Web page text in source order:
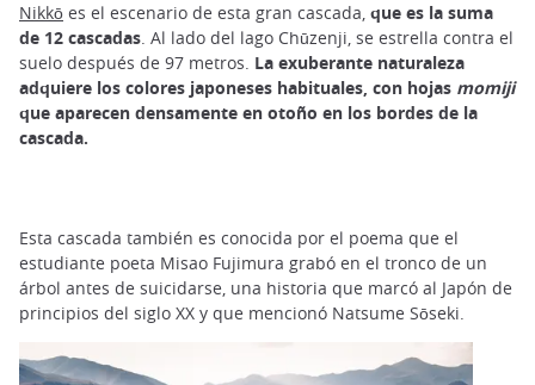
Nikkō es el escenario de esta gran cascada, que es la suma
de 12 cascadas. Al lado del lago Chūzenji, se estrella contra el
suelo después de 97 metros. La exuberante naturaleza
adquiere los colores japoneses habituales, con hojas momiji
que aparecen densamente en otoño en los bordes de la
cascada.
Esta cascada también es conocida por el poema que el
estudiante poeta Misao Fujimura grabó en el tronco de un
árbol antes de suicidarse, una historia que marcó al Japón de
principios del siglo XX y que mencionó Natsume Sōseki.